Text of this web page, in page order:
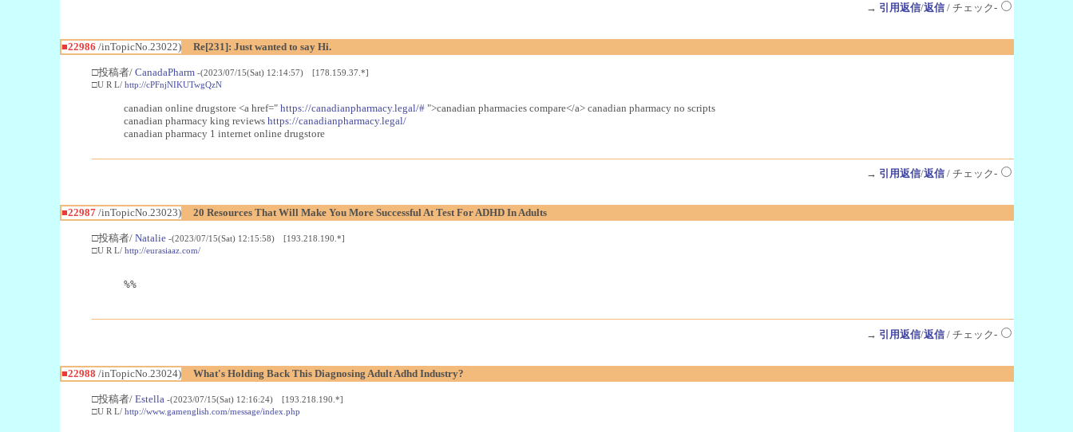
→ 引用返信/返信/ チェック-
■22986 /inTopicNo.23022) Re[231]: Just wanted to say Hi.
□投稿者/ CanadaPharm -(2023/07/15(Sat) 12:14:57) [178.159.37.*]
□U R L/ http://cPFnjNIKUTwgQzN
canadian online drugstore <a href=" https://canadianpharmacy.legal/#">canadian pharmacies compare</a> canadian pharmacy no scripts
canadian pharmacy king reviews https://canadianpharmacy.legal/
canadian pharmacy 1 internet online drugstore
→ 引用返信/返信/ チェック-
■22987/inTopicNo.23023) 20 Resources That Will Make You More Successful At Test For ADHD In Adults
□投稿者/ Natalie -(2023/07/15(Sat) 12:15:58) [193.218.190.*]
□U R L/ http://eurasiaaz.com/
%%
→ 引用返信/返信/ チェック-
■22988 /inTopicNo.23024) What's Holding Back This Diagnosing Adult Adhd Industry?
□投稿者/ Estella -(2023/07/15(Sat) 12:16:24) [193.218.190.*]
□U R L/ http://www.gamenglish.com/message/index.php